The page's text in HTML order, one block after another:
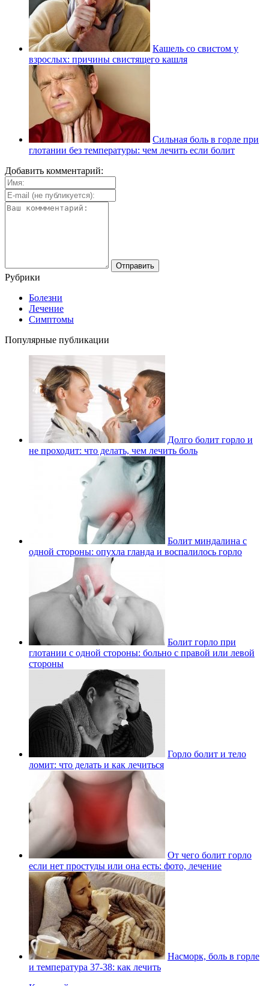
Кашель со свистом у
взрослых: причины свистящего кашля
Сильная боль в горле при
глотании без температуры: чем лечить если болит
Добавить комментарий:
Рубрики
Болезни
Лечение
Симптомы
Популярные публикации
Долго болит горло и
не проходит: что делать, чем лечить боль
Болит миндалина с
одной стороны: опухла гланда и воспалилось горло
Болит горло при
глотании с одной стороны: больно с правой или левой
стороны
Горло болит и тело
ломит: что делать и как лечиться
От чего болит горло
если нет простуды или она есть: фото, лечение
Насморк, боль в горле
и температура 37-38: как лечить